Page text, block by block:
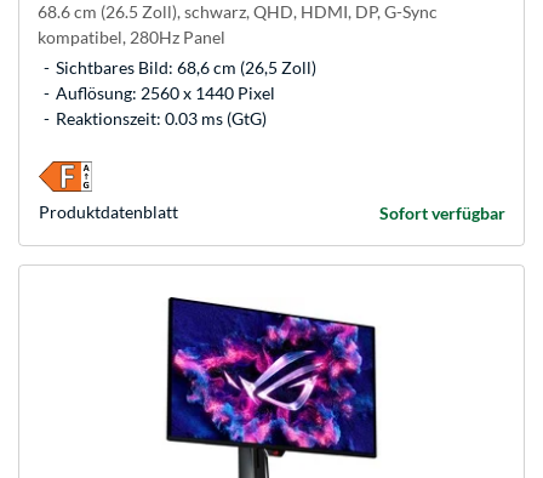
68.6 cm (26.5 Zoll), schwarz, QHD, HDMI, DP, G-Sync
kompatibel, 280Hz Panel
Sichtbares Bild: 68,6 cm (26,5 Zoll)
Auflösung: 2560 x 1440 Pixel
Reaktionszeit: 0.03 ms (GtG)
Sofort verfügbar
Produkt­datenblatt